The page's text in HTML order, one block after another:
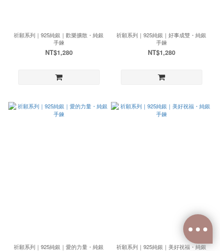
祈願系列｜925純銀｜歡樂擴散・純銀
手鍊
NT$1,280
祈願系列｜925純銀｜好事成雙・純銀
手鍊
NT$1,280
祈願系列｜925純銀｜愛的力量・純銀
祈願系列｜925純銀｜美好祝福・純銀